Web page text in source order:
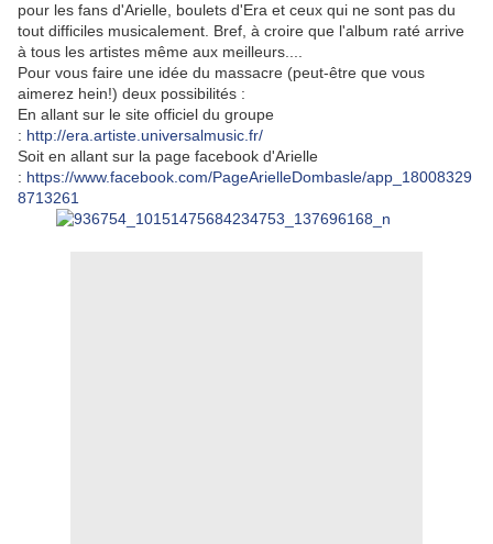
pour les fans d'Arielle, boulets d'Era et ceux qui ne sont pas du
tout difficiles musicalement. Bref, à croire que l'album raté arrive
à tous les artistes même aux meilleurs....
Pour vous faire une idée du massacre (peut-être que vous
aimerez hein!) deux possibilités :
En allant sur le site officiel du groupe
: http://era.artiste.universalmusic.fr/
Soit en allant sur la page facebook d'Arielle
: https://www.facebook.com/PageArielleDombasle/app_18008329
8713261